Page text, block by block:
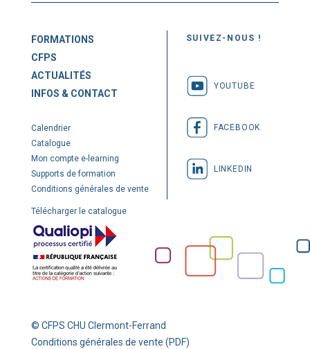
FORMATIONS
CFPS
ACTUALITÉS
INFOS & CONTACT
Calendrier
Catalogue
Mon compte e-learning
Supports de formation
Conditions générales de vente
Télécharger le catalogue
SUIVEZ-NOUS !
YOUTUBE
FACEBOOK
LINKEDIN
© CFPS CHU Clermont-Ferrand
Conditions générales de vente (PDF)